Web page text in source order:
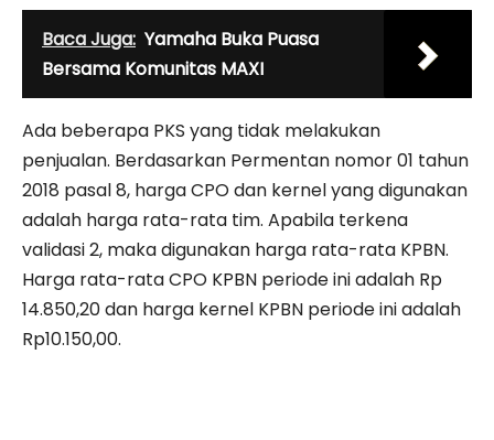
Baca Juga: Yamaha Buka Puasa
Bersama Komunitas MAXI
Ada beberapa PKS yang tidak melakukan
penjualan. Berdasarkan Permentan nomor 01 tahun
2018 pasal 8, harga CPO dan kernel yang digunakan
adalah harga rata-rata tim. Apabila terkena
validasi 2, maka digunakan harga rata-rata KPBN.
Harga rata-rata CPO KPBN periode ini adalah Rp
14.850,20 dan harga kernel KPBN periode ini adalah
Rp10.150,00.